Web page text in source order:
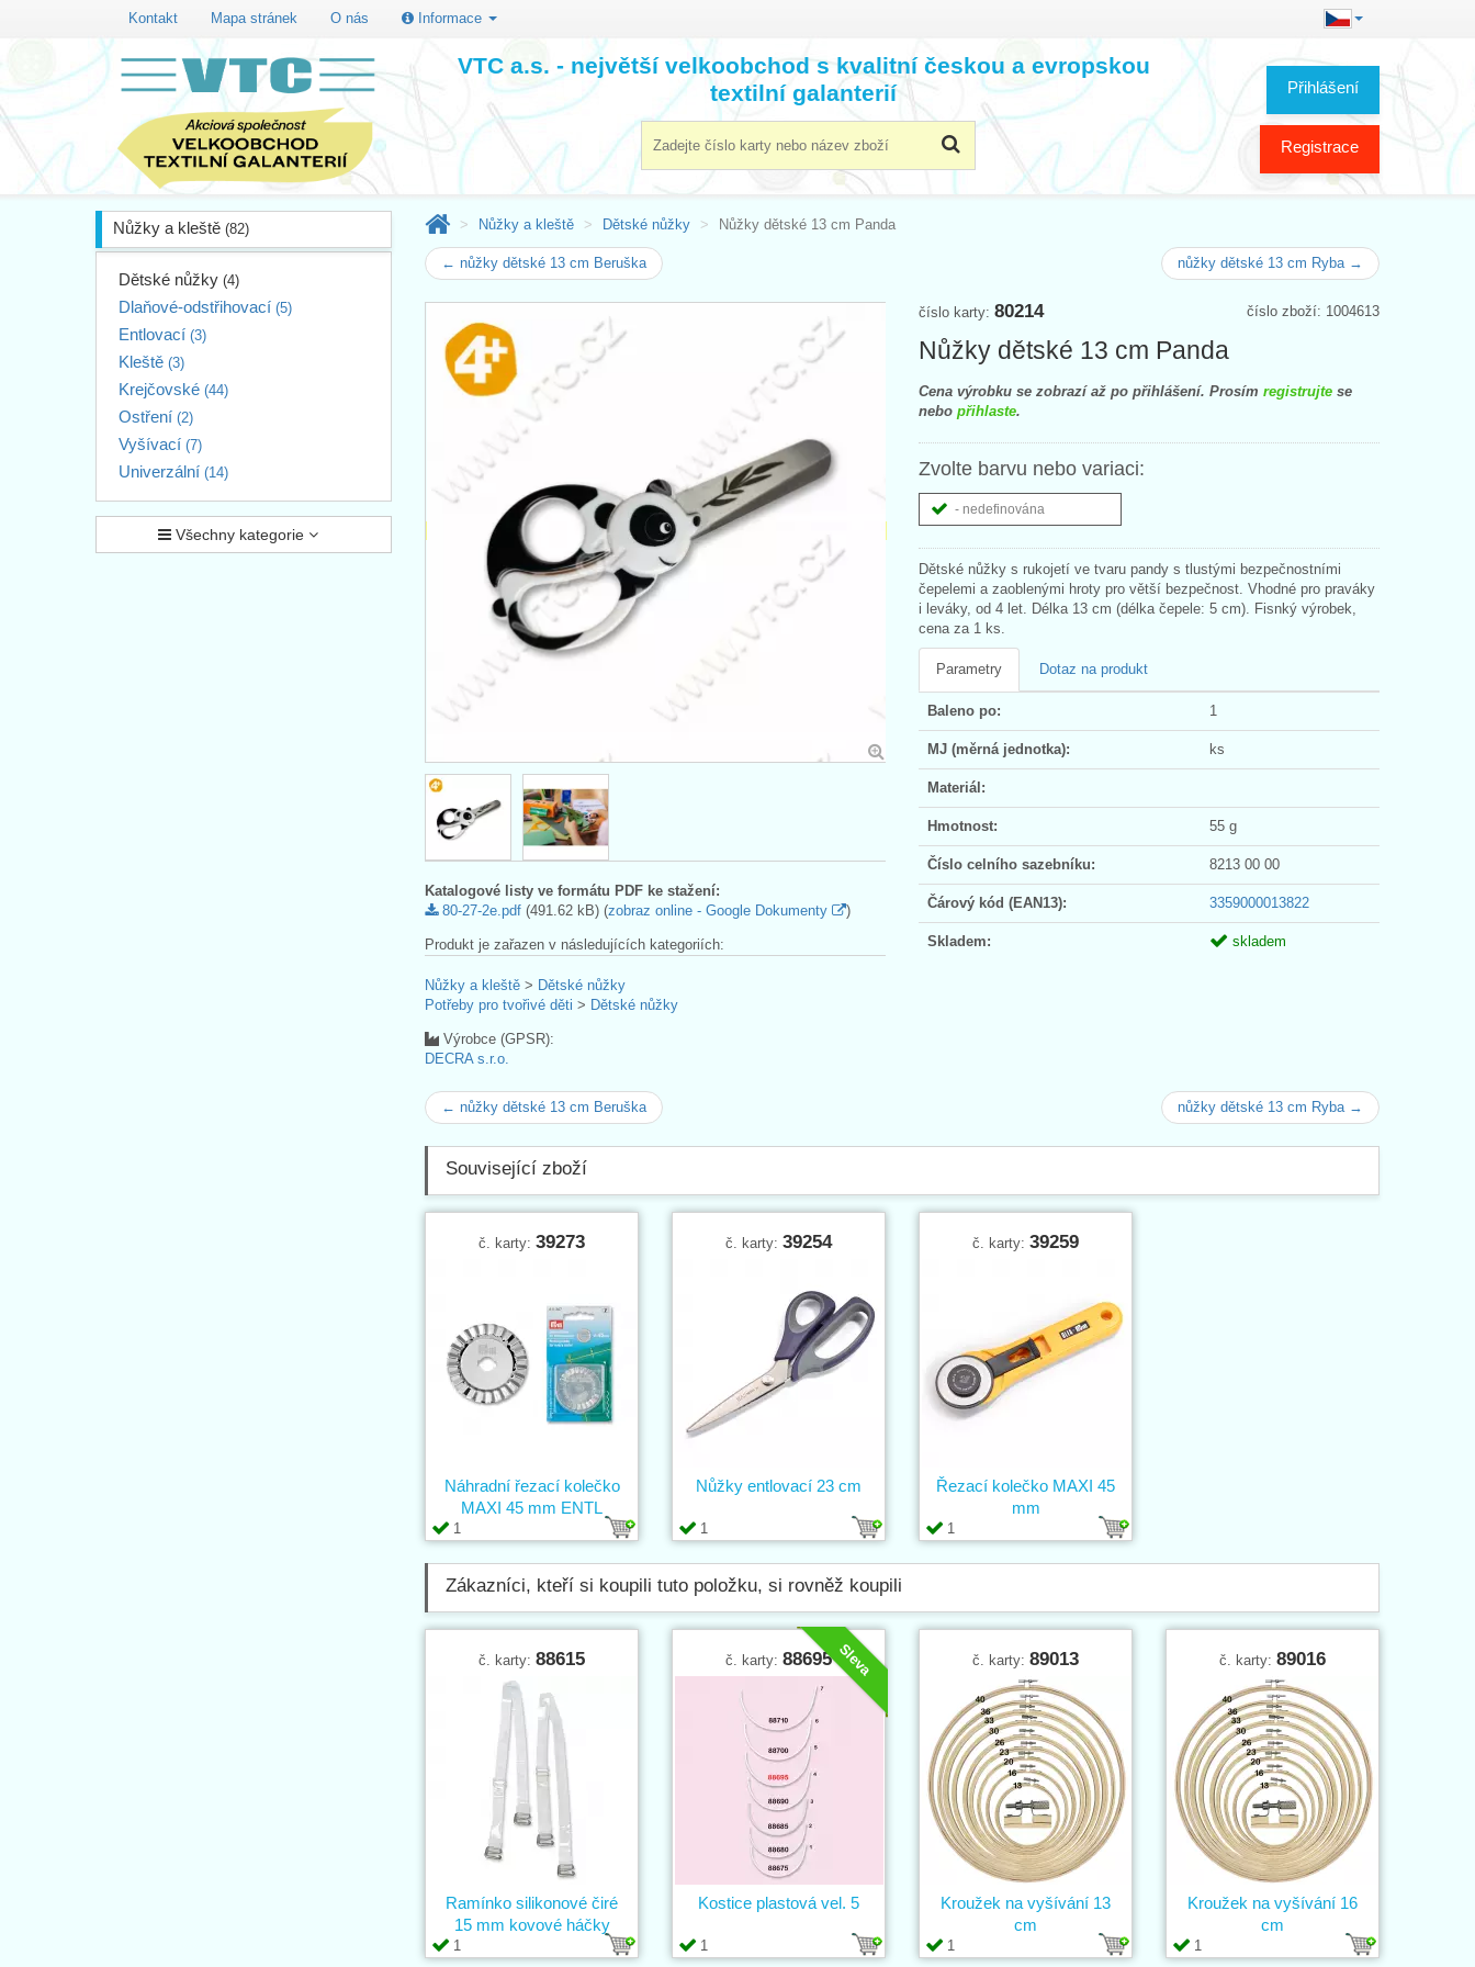
Kontakt Mapa stránek O nás Informace
Přihlášení
Registrace
VTC a.s. - největší velkoobchod s kvalitní českou a evropskou
textilní galanterií
Nůžky a kleště (82)
Dětské nůžky (4)
Dlaňové-odstřihovací (5)
Entlovací (3)
Kleště (3)
Krejčovské (44)
Ostření (2)
Vyšívací (7)
Univerzální (14)
Všechny kategorie
Nůžky a kleště Dětské nůžky Nůžky dětské 13 cm Panda
← nůžky dětské 13 cm Beruška nůžky dětské 13 cm Ryba →
číslo zboží: 1004613
číslo karty: 80214
Nůžky dětské 13 cm Panda
Cena výrobku se zobrazí až po přihlášení. Prosím registrujte se
nebo přihlaste.
Zvolte barvu nebo variaci:
- nedefinována
Dětské nůžky s rukojetí ve tvaru pandy s tlustými bezpečnostními
čepelemi a zaoblenými hroty pro větší bezpečnost. Vhodné pro praváky
i leváky, od 4 let. Délka 13 cm (délka čepele: 5 cm). Fisnký výrobek,
cena za 1 ks.
Parametry Dotaz na produkt
Baleno po: 1
MJ (měrná jednotka): ks
Materiál:
Hmotnost: 55 g
Číslo celního sazebníku: 8213 00 00
Čárový kód (EAN13): 3359000013822
Skladem: skladem
Katalogové listy ve formátu PDF ke stažení:
80-27-2e.pdf (491.62 kB) (zobraz online - Google Dokumenty )
Produkt je zařazen v následujících kategoriích:
Nůžky a kleště > Dětské nůžky
Potřeby pro tvořivé děti > Dětské nůžky
Výrobce (GPSR):
DECRA s.r.o.
← nůžky dětské 13 cm Beruška nůžky dětské 13 cm Ryba →
Související zboží
č. karty: 39273
1
Náhradní řezací kolečko
MAXI 45 mm ENTL
č. karty: 39254
1
Nůžky entlovací 23 cm
č. karty: 39259
1
Řezací kolečko MAXI 45
mm
Zákazníci, kteří si koupili tuto položku, si rovněž koupili
č. karty: 88615
1
Ramínko silikonové čiré
15 mm kovové háčky
Sleva
č. karty: 88695
1
Kostice plastová vel. 5
č. karty: 89013
1
Kroužek na vyšívání 13
cm
č. karty: 89016
1
Kroužek na vyšívání 16
cm